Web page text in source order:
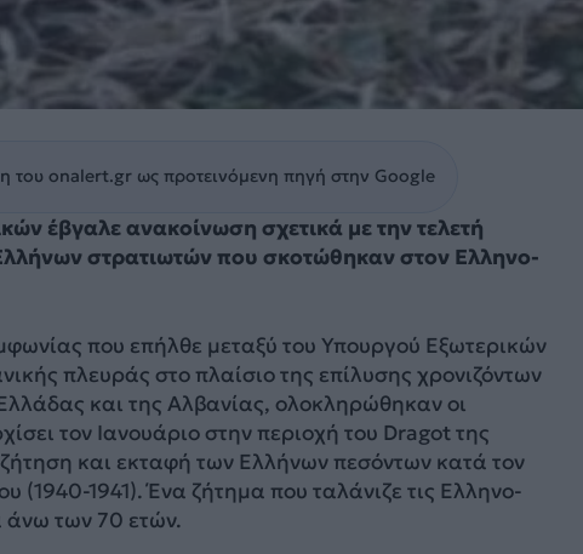
του onalert.gr ως προτεινόμενη πηγή στην Google
έβγαλε ανακοίνωση σχετικά με την τελετή
στρατιωτών που σκοτώθηκαν στον Ελληνο-
που επήλθε μεταξύ του Υπουργού Εξωτερικών
πλευράς στο πλαίσιο της επίλυσης χρονιζόντων
και της Αλβανίας, ολοκληρώθηκαν οι
τον Ιανουάριο στην περιοχή του Dragot της
και εκταφή των Ελλήνων πεσόντων κατά τον
(1940-1941). Ένα ζήτημα που ταλάνιζε τις Ελληνο-
άνω των 70 ετών.